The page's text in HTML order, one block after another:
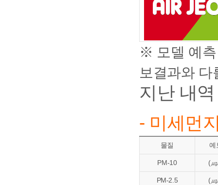
※ 모델 예측
보결과와
지난 내
- 미세먼
물질 예
PM-10 (
PM-2.5 (